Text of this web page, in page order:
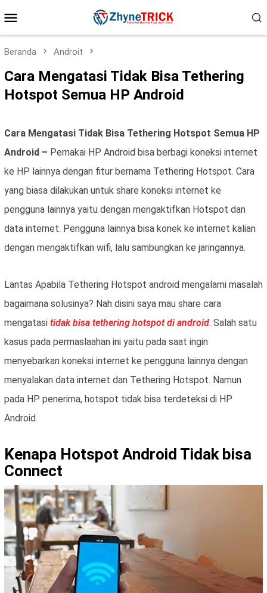
ke
Mobile
Beranda Androit
Cara Mengatasi Tidak Bisa Tethering
Hotspot Semua HP Android
Cara Mengatasi Tidak Bisa Tethering Hotspot Semua HP
Android – Pemakai HP Android bisa berbagi koneksi internet
ke HP lainnya dengan fitur bernama Tethering Hotspot. Cara
yang biasa dilakukan untuk share koneksi internet ke
pengguna lainnya yaitu dengan mengaktifkan Hotspot dan
data internet. Pengguna lainnya bisa konek ke internet kalian
dengan mengaktifkan wifi, lalu sambungkan ke jaringannya.
Lantas Apabila Tethering Hotspot android mengalami masalah
bagaimana solusinya? Nah disini saya mau share cara
mengatasi tidak bisa tethering hotspot di android. Salah satu
kasus pada permaslaahan ini yaitu pada saat ingin
menyebarkan koneksi internet ke pengguna lainnya dengan
menyalakan data internet dan Tethering Hotspot. Namun
pada HP penerima, hotspot tidak bisa terdeteksi di HP
Android.
Kenapa Hotspot Android Tidak bisa
Connect